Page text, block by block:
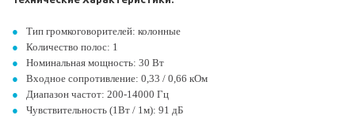
Тип громкоговорителей: колонные
Количество полос: 1
Номинальная мощность: 30 Вт
Входное сопротивление: 0,33 / 0,66 кОм
Диапазон частот: 200-14000 Гц
Чувствительность (1Вт / 1м): 91 дБ